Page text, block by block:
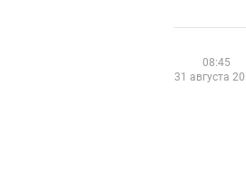
08:45
31 августа